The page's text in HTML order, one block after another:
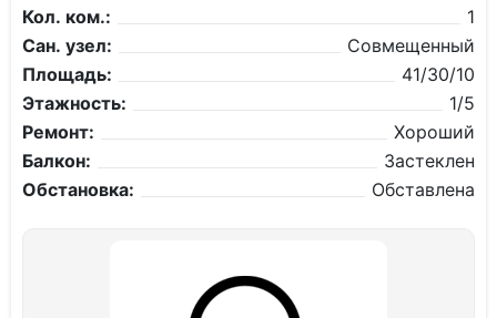
Кол. ком.:
1
Сан. узел:
Совмещенный
Площадь:
41/30/10
Этажность:
1/5
Ремонт:
Хороший
Балкон:
Застеклен
Обстановка:
Обставлена